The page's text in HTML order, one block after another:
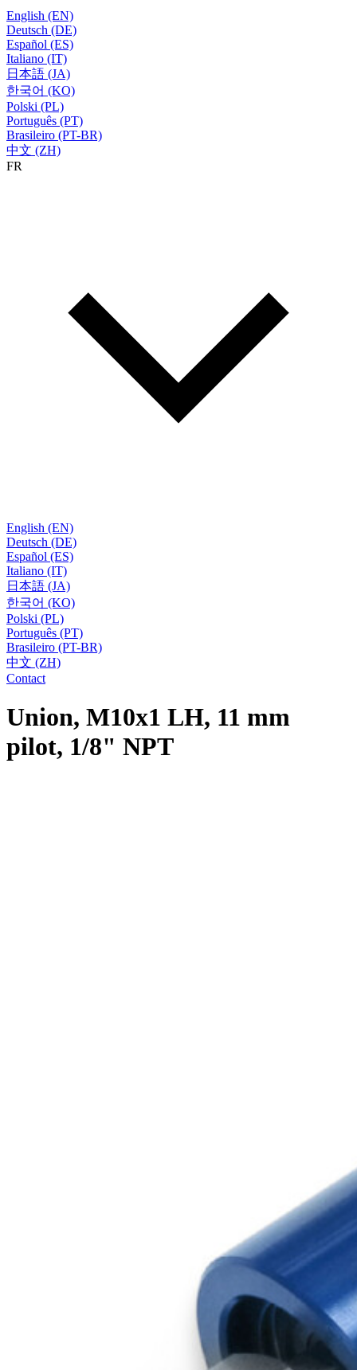
English (EN)
Deutsch (DE)
Español (ES)
Italiano (IT)
日本語 (JA)
한국어 (KO)
Polski (PL)
Português (PT)
Brasileiro (PT-BR)
中文 (ZH)
FR
English (EN)
Deutsch (DE)
Español (ES)
Italiano (IT)
日本語 (JA)
한국어 (KO)
Polski (PL)
Português (PT)
Brasileiro (PT-BR)
中文 (ZH)
Contact
Union, M10x1 LH, 11 mm
pilot, 1/8" NPT